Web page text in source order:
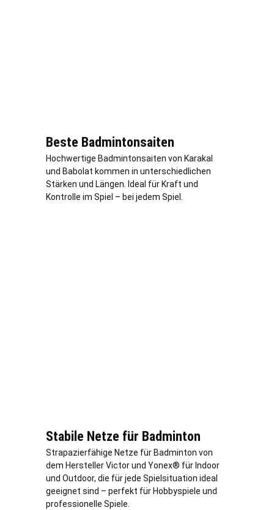
Beste Badmintonsaiten
Hochwertige Badmintonsaiten von Karakal
und Babolat kommen in unterschiedlichen
Stärken und Längen. Ideal für Kraft und
Kontrolle im Spiel – bei jedem Spiel.
Stabile Netze für Badminton
Strapazierfähige Netze für Badminton von
dem Hersteller Victor und Yonex® für Indoor
und Outdoor, die für jede Spielsituation ideal
geeignet sind – perfekt für Hobbyspiele und
professionelle Spiele.